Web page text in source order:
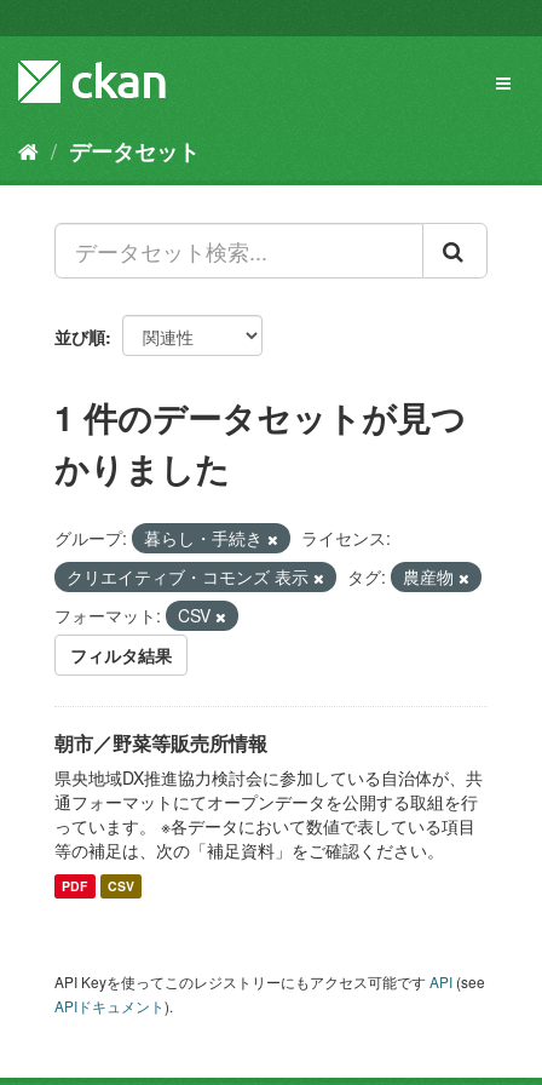
キ
容
データセット
並び順
1 件のデータセットが見つ
かりました
グループ: 暮らし・手続き
ライセンス:
クリエイティブ・コモンズ 表示
タグ:
農産物
フォーマット:
CSV
フィルタ結果
朝市／野菜等販売所情報
県央地域DX推進協力検討会に参加している自治体が、共
通フォーマットにてオープンデータを公開する取組を行
っています。 ※各データにおいて数値で表している項目
等の補足は、次の「補足資料」をご確認ください。
PDF CSV
API Keyを使ってこのレジストリーにもアクセス可能ですAPI (see
APIドキュメント).